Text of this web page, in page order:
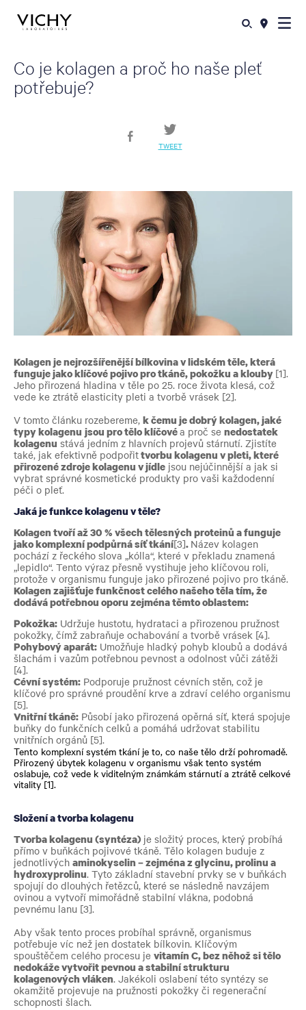
Co je kolagen a proč ho naše pleť
potřebuje?
TWEET
Kolagen je nejrozšířenější bílkovina v lidském těle, která
funguje jako klíčové pojivo pro tkáně, pokožku a klouby [1].
Jeho přirozená hladina v těle po 25. roce života klesá, což
vede ke ztrátě elasticity pleti a tvorbě vrásek [2].
V tomto článku rozebereme, k čemu je dobrý kolagen, jaké
typy kolagenu jsou pro tělo klíčovéa proč se nedostatek
kolagenu stává jedním z hlavních projevů stárnutí. Zjistíte
také, jak efektivně podpořittvorbu kolagenu v pleti, které
přirozené zdroje kolagenu v jídle jsou nejúčinnější a jak si
vybrat správné kosmetické produkty pro vaši každodenní
péči o pleť.
Jaká je funkce kolagenu v těle?
Kolagen tvoří až 30 % všech tělesných proteinů a funguje
jako komplexní podpůrná síť tkání[3]. Název kolagen
pochází z řeckého slova „kólla“, které v překladu znamená
„lepidlo“. Tento výraz přesně vystihuje jeho klíčovou roli,
protože v organismu funguje jako přirozené pojivo pro tkáně.
Kolagen zajišťuje funkčnost celého našeho těla tím, že
dodává potřebnou oporu zejména těmto oblastem:
Pokožka: Udržuje hustotu, hydrataci a přirozenou pružnost
pokožky, čímž zabraňuje ochabování a tvorbě vrásek [4].
Pohybový aparát: Umožňuje hladký pohyb kloubů a dodává
šlachám i vazům potřebnou pevnost a odolnost vůči zátěži
[4].
Cévní systém: Podporuje pružnost cévních stěn, což je
klíčové pro správné proudění krve a zdraví celého organismu
[5].
Vnitřní tkáně: Působí jako přirozená opěrná síť, která spojuje
buňky do funkčních celků a pomáhá udržovat stabilitu
vnitřních orgánů [5].
Tento komplexní systém tkání je to, co naše tělo drží pohromadě.
Přirozený úbytek kolagenu v organismu však tento systém
oslabuje, což vede k viditelným známkám stárnutí a ztrátě celkové
vitality [1].
Složení a tvorba kolagenu
Tvorba kolagenu (syntéza) je složitý proces, který probíhá
přímo v buňkách pojivové tkáně. Tělo kolagen buduje z
jednotlivých aminokyselin – zejména z glycinu, prolinu a
hydroxyprolinu. Tyto základní stavební prvky se v buňkách
spojují do dlouhých řetězců, které se následně navzájem
ovinou a vytvoří mimořádně stabilní vlákna, podobná
pevnému lanu [3].
Aby však tento proces probíhal správně, organismus
potřebuje víc než jen dostatek bílkovin. Klíčovým
spouštěčem celého procesu je vitamín C, bez něhož si tělo
nedokáže vytvořit pevnou a stabilní strukturu
kolagenových vláken. Jakékoli oslabení této syntézy se
okamžitě projevuje na pružnosti pokožky či regenerační
schopnosti šlach.